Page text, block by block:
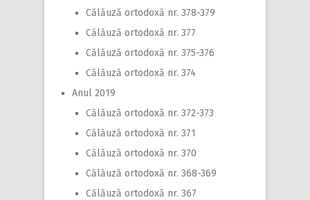
Călăuză ortodoxă nr. 378-379
Călăuză ortodoxă nr. 377
Călăuză ortodoxă nr. 375-376
Călăuză ortodoxă nr. 374
Anul 2019
Călăuză ortodoxă nr. 372-373
Călăuză ortodoxă nr. 371
Călăuză ortodoxă nr. 370
Călăuză ortodoxă nr. 368-369
Călăuză ortodoxă nr. 367